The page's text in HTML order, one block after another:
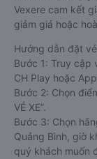
Vexere cam kết
giảm giá hoặc
Hướng dẫn đặt
Bước 1: Truy cập
CH Play hoặc
Bước 2: Chọn
VÉ XE”.
Bước 3: Chọn
Quảng Bình, giờ
quý khách muốn